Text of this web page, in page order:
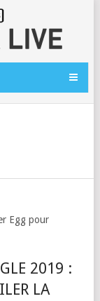
Egg pour
2019 :
LA